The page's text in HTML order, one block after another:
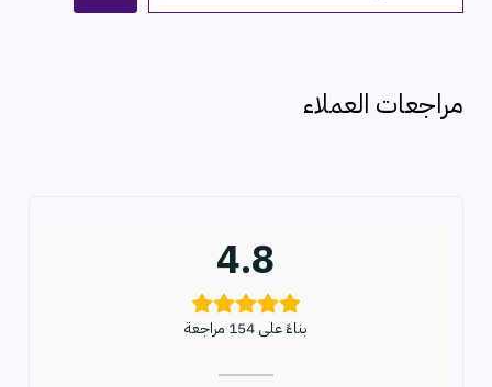
ل
ث
مراجعات العملاء
4.8
بناءً على 154 مراجعة